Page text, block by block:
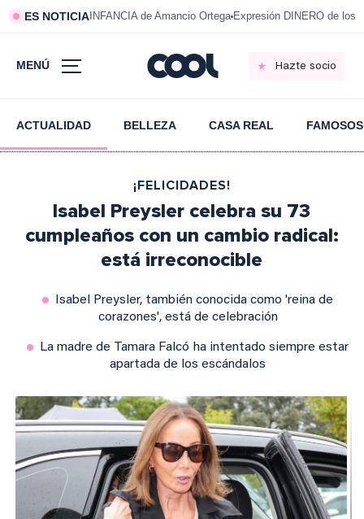
ES NOTICIA INFANCIA de Amancio Ortega Expresión DINERO de los
MENÚ Hazte socio
ACTUALIDAD BELLEZA CASA REAL FAMOSOS
¡FELICIDADES!
Isabel Preysler celebra su 73
cumpleaños con un cambio radical:
está irreconocible
Isabel Preysler, también conocida como 'reina de
corazones', está de celebración
La madre de Tamara Falcó ha intentado siempre estar
apartada de los escándalos